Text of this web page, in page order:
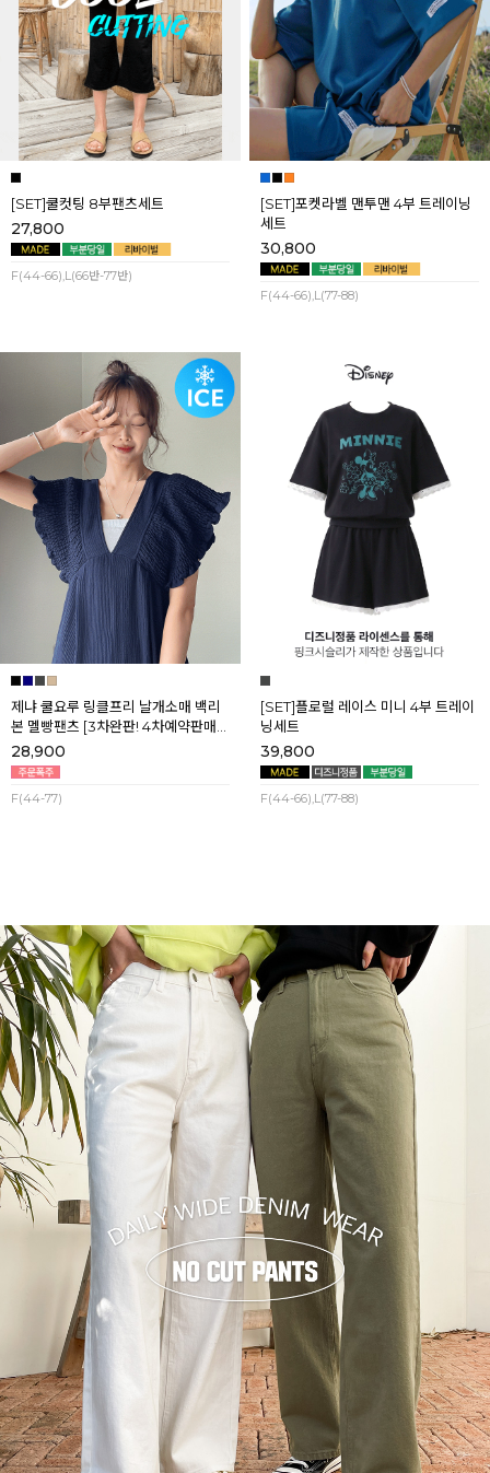
[SET]쿨컷팅 8부팬츠세트
27,800
F(44-66),L(66반-77반)
[SET]포켓라벨 맨투맨 4부 트레이닝
세트
30,800
F(44-66),L(77-88)
제냐 쿨요루 링클프리 날개소매 백리
본 멜빵팬츠 [3차완판! 4차예약판매]
[네이비] 8월셋째주 순차배송
28,900
F(44-77)
[SET]플로럴 레이스 미니 4부 트레이
닝세트
39,800
F(44-66),L(77-88)